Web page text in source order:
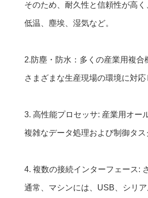
そのため、耐久性と信頼性が高
低温、塵埃、湿気など。
2.防塵・防水：多くの産業用複合
さまざまな生産現場の環境に対
3. 高性能プロセッサ: 産業用オー
複雑なデータ処理および制御タス
4. 複数の接続インターフェース:
通常、マシンには、USB、シリ